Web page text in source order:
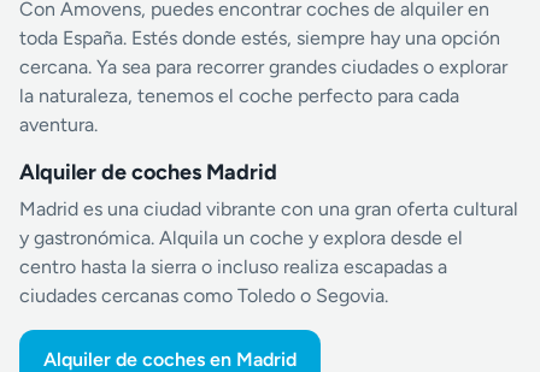
Con Amovens, puedes encontrar coches de alquiler en
toda España. Estés donde estés, siempre hay una opción
cercana. Ya sea para recorrer grandes ciudades o explorar
la naturaleza, tenemos el coche perfecto para cada
aventura.
Alquiler de coches Madrid
Madrid es una ciudad vibrante con una gran oferta cultural
y gastronómica. Alquila un coche y explora desde el
centro hasta la sierra o incluso realiza escapadas a
ciudades cercanas como Toledo o Segovia.
Alquiler de coches en Madrid